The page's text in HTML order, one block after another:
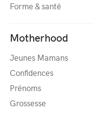
Forme & santé
Motherhood
Jeunes Mamans
Confidences
Prénoms
Grossesse